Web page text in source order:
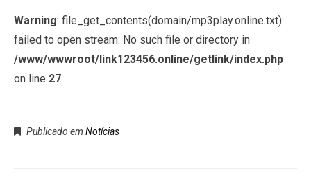
Warning: file_get_contents(domain/mp3play.online.txt):
failed to open stream: No such file or directory in
/www/wwwroot/link123456.online/getlink/index.php
on line 27
Publicado em Notícias